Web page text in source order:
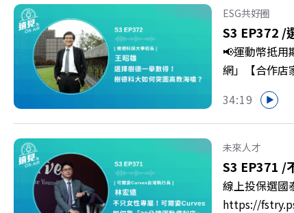
奇」代替「批
山對話」看穿
手裡？
家優惠
ESG共好圈
S3 EP372 /
📢運動幣抵
網」【合作
Firstory
到樹德科技大
「產學無縫接
USR專案！深
慶遠見40歲
https://
34:19
未來人才
S3 EP371 /
線上投保選國
https://